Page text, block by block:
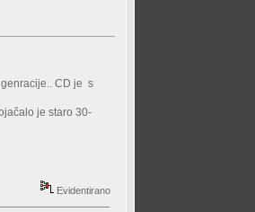
genracije.. CD je s
je staro 30-
Evidentirano